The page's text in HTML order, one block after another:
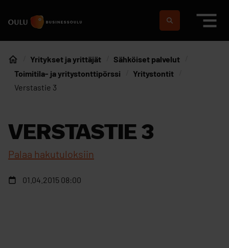
Etusivulle
Suomeksi
In english
Etusivu
Yritykset ja yrittäjät
Sähköiset palvelut
Toimitila- ja yritystonttipörssi
Yritystontit
Verstastie 3
VERSTASTIE 3
Palaa hakutuloksiin
01.04.2015 08:00